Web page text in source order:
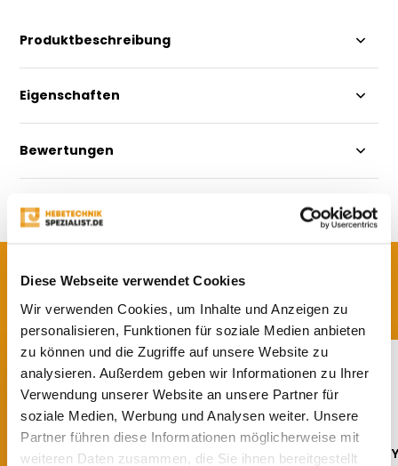
Diese Webseite verwendet Cookies
Wir verwenden Cookies, um Inhalte und Anzeigen zu
personalisieren, Funktionen für soziale Medien anbieten
zu können und die Zugriffe auf unsere Website zu
analysieren. Außerdem geben wir Informationen zu Ihrer
Verwendung unserer Website an unsere Partner für
soziale Medien, Werbung und Analysen weiter. Unsere
Partner führen diese Informationen möglicherweise mit
weiteren Daten zusammen, die Sie ihnen bereitgestellt
Produktbeschreibung
Eigenschaften
Bewertungen
Teilen
SIEHE AUCH
Vergleichbare Produkte
PETZL - AVAO FAST PETZL - NEWTON